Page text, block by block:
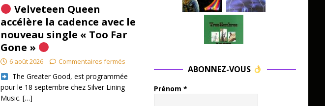
Velveteen Queen
accélère la cadence avec le
nouveau single « Too Far
Gone »
6 août 2026 Commentaires fermés
​ The Greater Good, est programmée
pour le 18 septembre chez Silver Lining
Music. […]
ABONNEZ-VOUS
Prénom *